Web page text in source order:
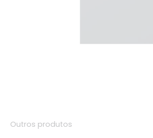
Outros produtos